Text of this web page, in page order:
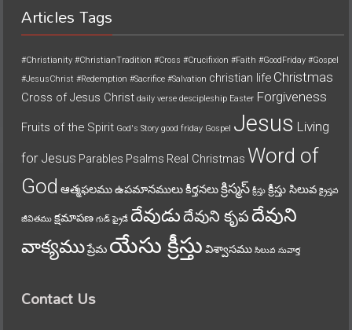
Articles Tags
#Christianity #ChristianTradition #Cross #Crucifixion #Faith #GoodFriday #Gospel
#JesusChrist #Redemption #Sacrifice #Salvation christian life Christmas
Cross of Jesus Christ daily verse descipleship Easter Forgiveness
Fruits of the Spirit God's Story good friday Gospel Jesus Living
for Jesus Parables Psalms Real Christmas Word of
God ఆత్మఫలముఉపమానములుకీర్తనలుక్రిస్మస్ క్రీస్తు క్రీస్తు సిలువ క్రైస్తవ
జీవితము క్షమాపణ గుడ్ ఫ్రైడే దేవుడుదేవుని కృపదేవుని
వాక్యముప్రేమ యేసు క్రీస్తు విశ్వాసము సిలువ సువార్త
Contact Us